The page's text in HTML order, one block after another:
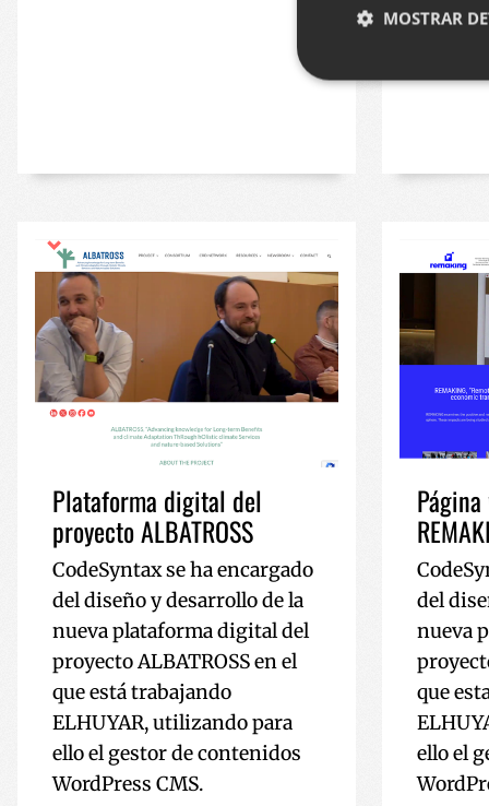
Plataforma digital del
proyecto ALBATROSS
CodeSyntax se ha encargado
del diseño y desarrollo de la
nueva plataforma digital del
proyecto ALBATROSS en el
que está trabajando
ELHUYAR, utilizando para
ello el gestor de contenidos
WordPress CMS.
del
nueva
que
ello el
MOSTRAR
gestión de cuentas.
__cf_bm
_GRECAPTCHA
Nombre
is_unique
__Secure-YNID
Nombre
sc_is_visitor_unique
I18N_LANGUAGE